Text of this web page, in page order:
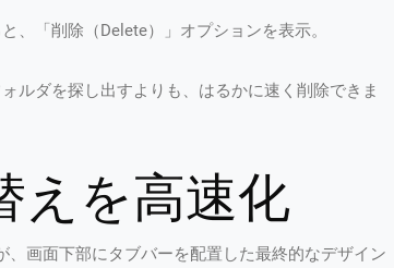
、「削除（Delete）」オプションを表示。
ルダを探し出すよりも、はるかに速く削除できま
えを高速化
画面下部にタブバーを配置した最終的なデザイン